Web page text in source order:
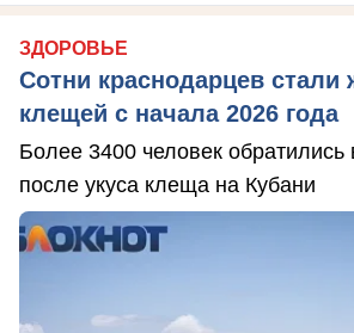
ЗДОРОВЬЕ
Сотни краснодарцев стали
клещей с начала 2026 года
Более 3400 человек обратились
после укуса клеща на Кубани